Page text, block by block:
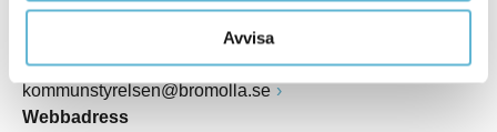
Avvisa
Postadress
E-post
kommunstyrelsen@bromolla.se
Webbadress